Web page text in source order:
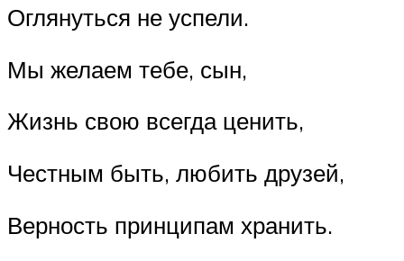
Оглянуться не успели.
Мы желаем тебе, сын,
Жизнь свою всегда ценить,
Честным быть, любить друзей,
Верность принципам хранить.